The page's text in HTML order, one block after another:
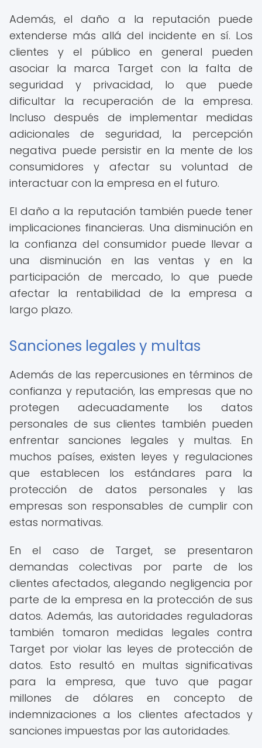
Además, el daño a la reputación puede
extenderse más allá del incidente en sí. Los
clientes y el público en general pueden
asociar la marca Target con la falta de
seguridad y privacidad, lo que puede
dificultar la recuperación de la empresa.
Incluso después de implementar medidas
adicionales de seguridad, la percepción
negativa puede persistir en la mente de los
consumidores y afectar su voluntad de
interactuar con la empresa en el futuro.
El daño a la reputación también puede tener
implicaciones financieras. Una disminución en
la confianza del consumidor puede llevar a
una disminución en las ventas y en la
participación de mercado, lo que puede
afectar la rentabilidad de la empresa a
largo plazo.
Sanciones legales y multas
Además de las repercusiones en términos de
confianza y reputación, las empresas que no
protegen adecuadamente los datos
personales de sus clientes también pueden
enfrentar sanciones legales y multas. En
muchos países, existen leyes y regulaciones
que establecen los estándares para la
protección de datos personales y las
empresas son responsables de cumplir con
estas normativas.
En el caso de Target, se presentaron
demandas colectivas por parte de los
clientes afectados, alegando negligencia por
parte de la empresa en la protección de sus
datos. Además, las autoridades reguladoras
también tomaron medidas legales contra
Target por violar las leyes de protección de
datos. Esto resultó en multas significativas
para la empresa, que tuvo que pagar
millones de dólares en concepto de
indemnizaciones a los clientes afectados y
sanciones impuestas por las autoridades.